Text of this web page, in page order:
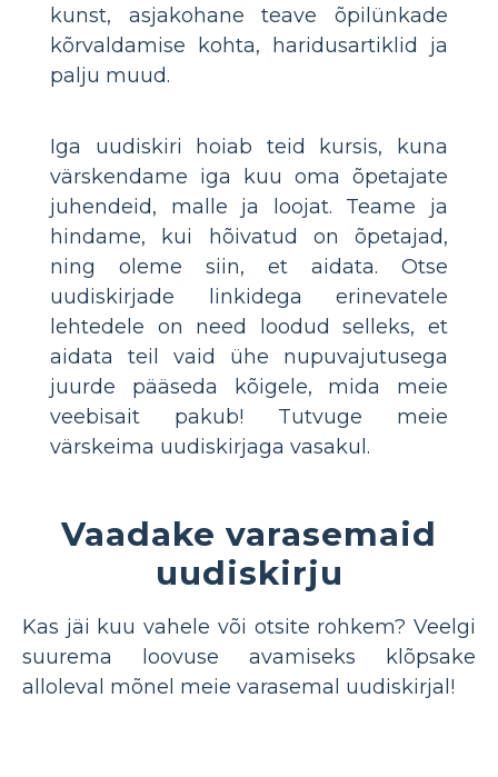
kunst, asjakohane teave õpilünkade
kõrvaldamise kohta, haridusartiklid ja
palju muud.
Iga uudiskiri hoiab teid kursis, kuna
värskendame iga kuu oma õpetajate
juhendeid, malle ja loojat. Teame ja
hindame, kui hõivatud on õpetajad,
ning oleme siin, et aidata. Otse
uudiskirjade linkidega erinevatele
lehtedele on need loodud selleks, et
aidata teil vaid ühe nupuvajutusega
juurde pääseda kõigele, mida meie
veebisait pakub! Tutvuge meie
värskeima uudiskirjaga vasakul.
Vaadake varasemaid
uudiskirju
Kas jäi kuu vahele või otsite rohkem? Veelgi
suurema loovuse avamiseks klõpsake
alloleval mõnel meie varasemal uudiskirjal!